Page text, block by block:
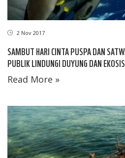
2 Nov 2017
SAMBUT HARI CINTA PUSPA DAN
PUBLIK LINDUNGI DUYUNG DAN
Read More »